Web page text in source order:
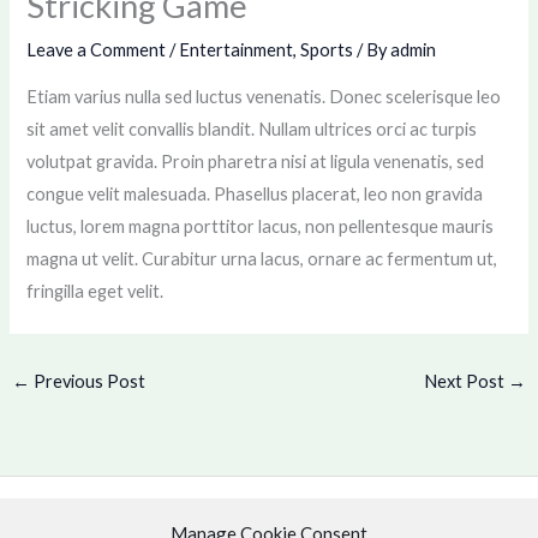
Manage Cookie Consent
Leave a Comment /Entertainment,Sports / Byadmin
Etiam varius nulla sed luctus venenatis. Donec scelerisque leo
sit amet velit convallis blandit. Nullam ultrices orci ac turpis
volutpat gravida. Proin pharetra nisi at ligula venenatis, sed
congue velit malesuada. Phasellus placerat, leo non gravida
luctus, lorem magna porttitor lacus, non pellentesque mauris
magna ut velit. Curabitur urna lacus, ornare ac fermentum ut,
fringilla eget velit.
← Previous Post Next Post →